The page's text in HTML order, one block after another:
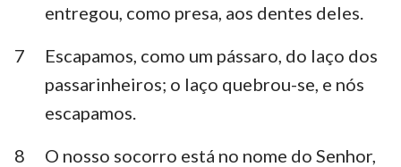
Malaquias
entregou, como presa, aos dentes deles.
7
Escapamos, como um pássaro, do laço dos
passarinheiros; o laço quebrou-se, e nós
escapamos.
8
O nosso socorro está no nome do Senhor,